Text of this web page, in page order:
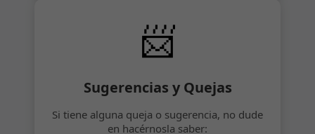
📨
Sugerencias y Quejas
Si tiene alguna queja o sugerencia, no dude
en hacérnosla saber: